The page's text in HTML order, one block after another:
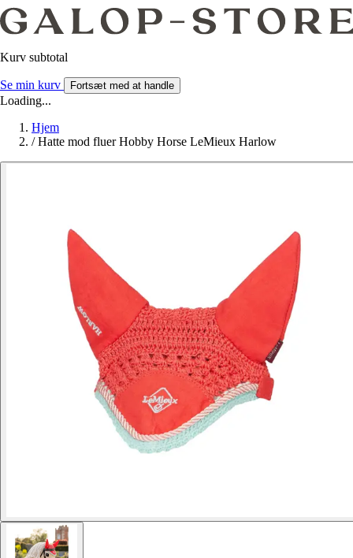
Kurv subtotal
Se min kurv Fortsæt med at handle
Loading...
Hjem
/ Hatte mod fluer Hobby Horse LeMieux Harlow